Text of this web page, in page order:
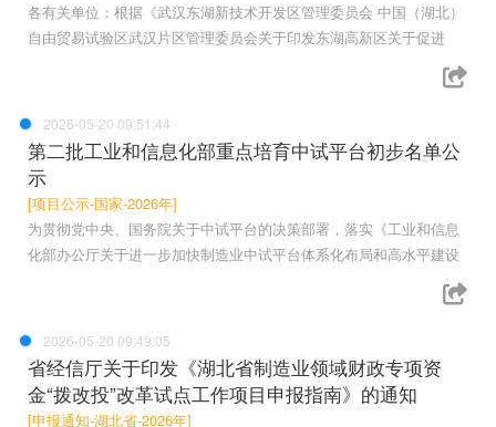
各有关单位：根据《武汉东湖新技术开发区管理委员会 中国（湖北）
自由贸易试验区武汉片区管理委员会关于印发东湖高新区关于促进
2026-05-20 09:51:44
第二批工业和信息化部重点培育中试平台初步名单公
示
[项目公示-国家-2026年]
为贯彻党中央、国务院关于中试平台的决策部署，落实《工业和信息
化部办公厅关于进一步加快制造业中试平台体系化布局和高水平建设
2026-05-20 09:49:05
省经信厅关于印发《湖北省制造业领域财政专项资
金“拨改投”改革试点工作项目申报指南》的通知
[申报通知-湖北省-2026年]